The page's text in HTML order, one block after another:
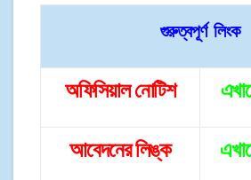
গুরুত্বপূর্ণ লিংক
অফিসিয়ালনোটিশ
আবেদনের লিঙ্ক
এ